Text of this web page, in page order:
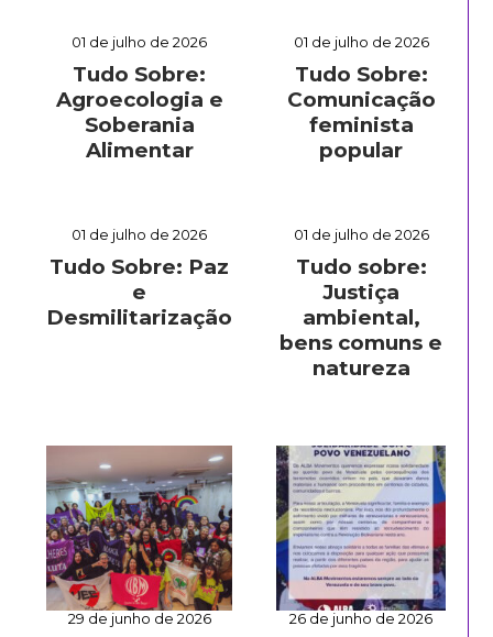
01 de julho de 2026
Tudo Sobre:
Agroecologia e
Soberania
Alimentar
01 de julho de 2026
Tudo Sobre:
Comunicação
feminista
popular
01 de julho de 2026
Tudo Sobre: Paz
e
Desmilitarização
01 de julho de 2026
Tudo sobre:
Justiça
ambiental,
bens comuns e
natureza
29 de junho de 2026 26 de junho de 2026